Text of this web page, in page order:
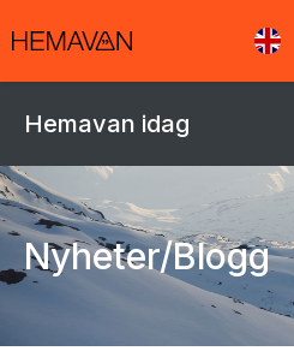
Hemavan idag
Nyheter/Blogg